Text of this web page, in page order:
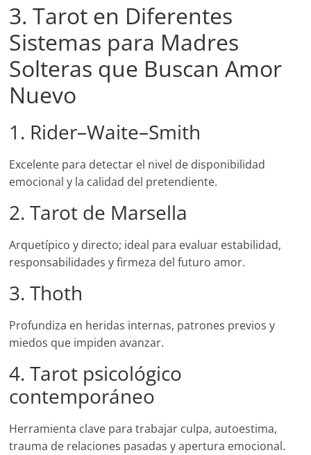
3. Tarot en Diferentes
Sistemas para Madres
Solteras que Buscan Amor
Nuevo
1. Rider–Waite–Smith
Excelente para detectar el nivel de disponibilidad
emocional y la calidad del pretendiente.
2. Tarot de Marsella
Arquetípico y directo; ideal para evaluar estabilidad,
responsabilidades y firmeza del futuro amor.
3. Thoth
Profundiza en heridas internas, patrones previos y
miedos que impiden avanzar.
4. Tarot psicológico
contemporáneo
Herramienta clave para trabajar culpa, autoestima,
trauma de relaciones pasadas y apertura emocional.